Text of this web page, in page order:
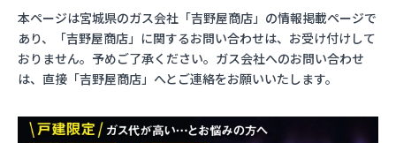
本ページは宮城県のガス会社「吉野屋商店」の情報掲載ページで
あり、「吉野屋商店」に関するお問い合わせは、お受け付けして
おりません。予めご了承ください。ガス会社へのお問い合わせ
は、直接「吉野屋商店」へとご連絡をお願いいたします。